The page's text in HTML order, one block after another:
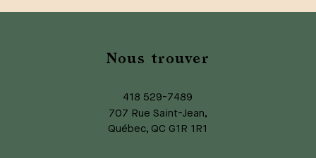
Nous trouver
418 529-7489
707 Rue Saint-Jean,
Québec, QC G1R 1R1